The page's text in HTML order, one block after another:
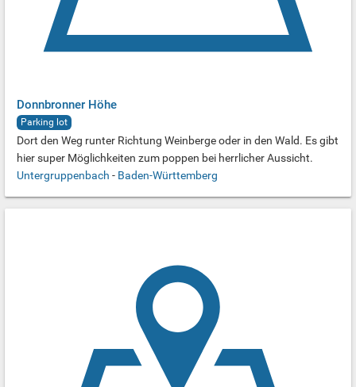
Donnbronner Höhe
Parking lot
Dort den Weg runter Richtung Weinberge oder in den Wald. Es gibt
hier super Möglichkeiten zum poppen bei herrlicher Aussicht.
Untergruppenbach - Baden-Württemberg